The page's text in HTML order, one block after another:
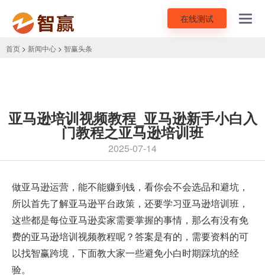
在线测试
首页 > 新闻中心 > 智赢头条
亚马逊培训视频教程_亚马逊新手小白入
门教程之亚马逊培训班
2025-07-14
做亚马逊运营，能不能赚到钱，看你会不会选品和避坑，
所以首先了解亚马逊平台政策，还要学习亚马逊培训班 ，
这些都是每位亚马逊卖家需要掌握的事情，那么有没有免
费的亚马逊培训视频教程呢？答案是有的，需要资料的可
以找智赢跨境，下面教大家一些避免小白时期踩坑的经
验。